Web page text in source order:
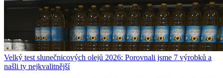
Velký test slunečnicových olejů 2026: Porovnali jsme 7 výrobků a
našli ty nejkvalitnější